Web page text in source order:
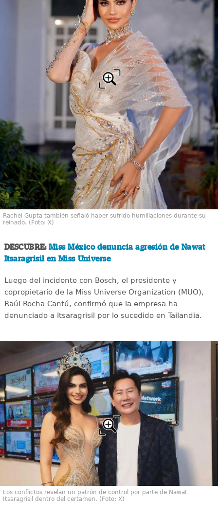
Rachel Gupta también señaló haber sufrido humillaciones durante su
reinado. (Foto: X)
DESCUBRE: Miss México denuncia agresión de Nawat
Itsaragrisil en Miss Universe
Luego del incidente con Bosch, el presidente y
copropietario de la Miss Universe Organization (MUO),
Raúl Rocha Cantú, confirmó que la empresa ha
denunciado a Itsaragrisil por lo sucedido en Tailandia.
Los conflictos revelan un patrón de control por parte de Nawat
Itsaragrisil dentro del certamen. (Foto: X)